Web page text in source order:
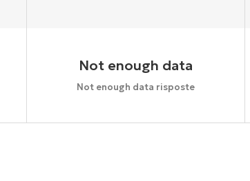
Not enough data
Not enough data risposte